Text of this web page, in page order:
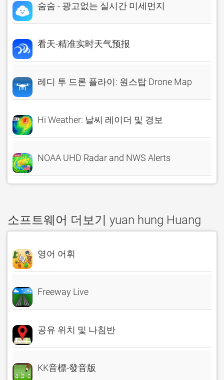
숨숨 - 광고없는 실시간 미세먼지
看天-精准实时天气预报
레디 투 드론 플라이: 원스탑 Drone Map
Hi Weather: 날씨 레이더 및 경보
NOAA UHD Radar and NWS Alerts
소프트웨어 더보기 yuan hung Huang
영어 어휘
Freeway Live
공유 위치 및 나침반
KK音標-發音版